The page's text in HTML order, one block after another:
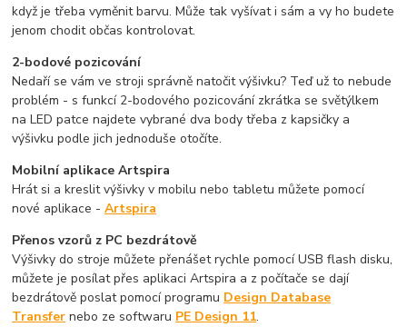
když je třeba vyměnit barvu. Může tak vyšívat i sám a vy ho budete
jenom chodit občas kontrolovat.
2-bodové pozicování
Nedaří se vám ve stroji správně natočit výšivku? Teď už to nebude
problém - s funkcí 2-bodového pozicování zkrátka se světýlkem
na LED patce najdete vybrané dva body třeba z kapsičky a
výšivku podle jich jednoduše otočíte.
Mobilní aplikace Artspira
Hrát si a kreslit výšivky v mobilu nebo tabletu můžete pomocí
nové aplikace -Artspira
Přenos vzorů z PC bezdrátově
Výšivky do stroje můžete přenášet rychle pomocí USB flash disku,
můžete je posílat přes aplikaci Artspira a z počítače se dají
bezdrátově poslat pomocí programu Design Database
Transfer nebo ze softwaru PE Design 11.